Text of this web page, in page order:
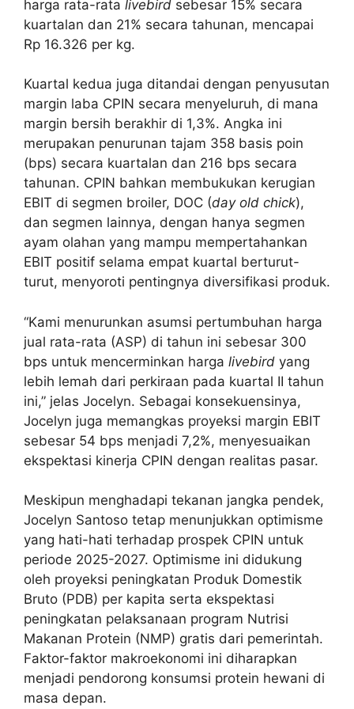
harga rata-rata livebird sebesar 15% secara
kuartalan dan 21% secara tahunan, mencapai
Rp 16.326 per kg.
Kuartal kedua juga ditandai dengan penyusutan
margin laba CPIN secara menyeluruh, di mana
margin bersih berakhir di 1,3%. Angka ini
merupakan penurunan tajam 358 basis poin
(bps) secara kuartalan dan 216 bps secara
tahunan. CPIN bahkan membukukan kerugian
EBIT di segmen broiler, DOC (day old chick),
dan segmen lainnya, dengan hanya segmen
ayam olahan yang mampu mempertahankan
EBIT positif selama empat kuartal berturut-
turut, menyoroti pentingnya diversifikasi produk.
“Kami menurunkan asumsi pertumbuhan harga
jual rata-rata (ASP) di tahun ini sebesar 300
bps untuk mencerminkan harga livebird yang
lebih lemah dari perkiraan pada kuartal II tahun
ini,” jelas Jocelyn. Sebagai konsekuensinya,
Jocelyn juga memangkas proyeksi margin EBIT
sebesar 54 bps menjadi 7,2%, menyesuaikan
ekspektasi kinerja CPIN dengan realitas pasar.
Meskipun menghadapi tekanan jangka pendek,
Jocelyn Santoso tetap menunjukkan optimisme
yang hati-hati terhadap prospek CPIN untuk
periode 2025-2027. Optimisme ini didukung
oleh proyeksi peningkatan Produk Domestik
Bruto (PDB) per kapita serta ekspektasi
peningkatan pelaksanaan program Nutrisi
Makanan Protein (NMP) gratis dari pemerintah.
Faktor-faktor makroekonomi ini diharapkan
menjadi pendorong konsumsi protein hewani di
masa depan.